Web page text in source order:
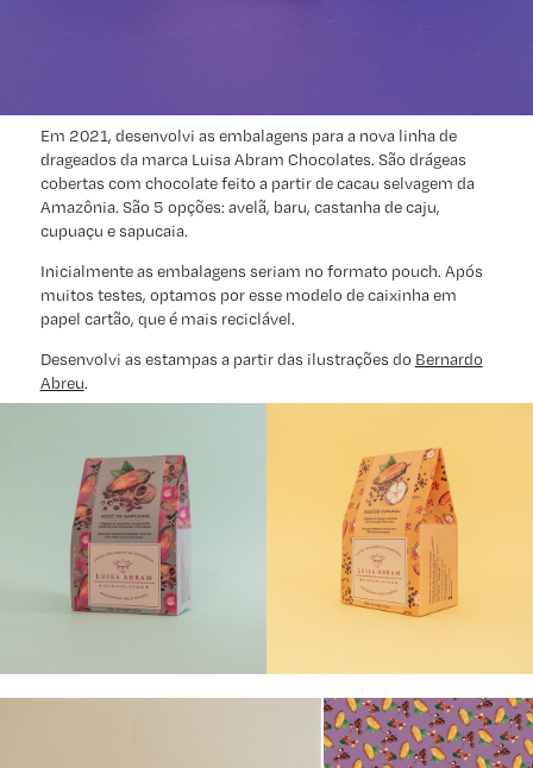
Em 2021, desenvolvi as embalagens para a nova linha de
drageados da marca Luisa Abram Chocolates. São drágeas
cobertas com chocolate feito a partir de cacau selvagem da
Amazônia. São 5 opções: avelã, baru, castanha de caju,
cupuaçu e sapucaia.
Inicialmente as embalagens seriam no formato pouch. Após
muitos testes, optamos por esse modelo de caixinha em
papel cartão, que é mais reciclável.
Desenvolvi as estampas a partir das ilustrações do Bernardo
Abreu.